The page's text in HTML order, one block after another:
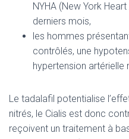
NYHA (New York
derniers mois,
les hommes
contrôlés, une
hypertension artérielle
Le tadalafil potentialise
nitrés, le Cialis est donc
reçoivent un traitement à